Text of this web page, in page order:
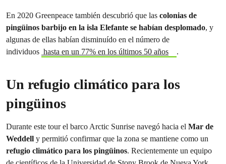
En 2020 Greenpeace también descubrió que las colonias de
pingüinos barbijo en la isla Elefante se habían desplomado, y
algunas de ellas habían disminuído en el número de
individuos hasta en un 77% en los últimos 50 años .
Un refugio climático para los
pingüinos
Durante este tour el barco Arctic Sunrise navegó hacia el Mar de
Weddell y permitió confirmar que la zona se mantiene como un
refugio climático para los pingüinos. Recientemente un equipo